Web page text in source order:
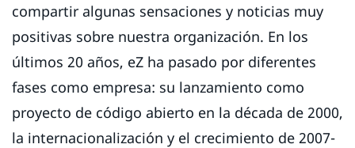
compartir algunas sensaciones y noticias muy
positivas sobre nuestra organización. En los
últimos 20 años, eZ ha pasado por diferentes
fases como empresa: su lanzamiento como
proyecto de código abierto en la década de 2000,
la internacionalización y el crecimiento de 2007-